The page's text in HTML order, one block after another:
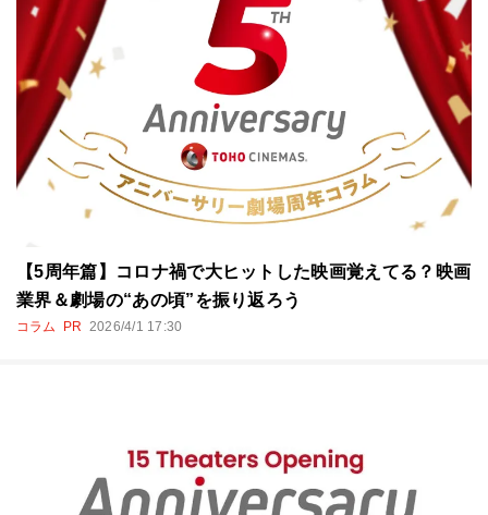
【5周年篇】コロナ禍で大ヒットした映画覚えてる？映画
業界＆劇場の“あの頃”を振り返ろう
コラム PR 2026/4/1 17:30